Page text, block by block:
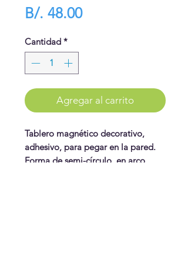
B/. 48.00Precio
Cantidad *
Agregar al carrito
Tablero magnético decorativo,
adhesivo, para pegar en la pared.
Forma de semi-círculo, en arco.